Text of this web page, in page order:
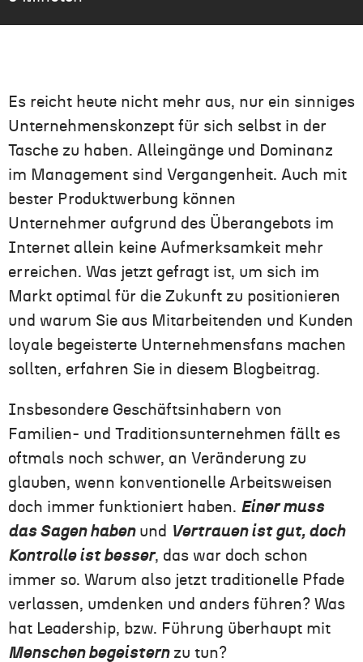
Es reicht heute nicht mehr aus, nur ein sinniges
Unternehmenskonzept für sich selbst in der
Tasche zu haben. Alleingänge und Dominanz
im Management sind Vergangenheit. Auch mit
bester Produktwerbung können
Unternehmer aufgrund des Überangebots im
Internet allein keine Aufmerksamkeit mehr
erreichen. Was jetzt gefragt ist, um sich im
Markt optimal für die Zukunft zu positionieren
und warum Sie aus Mitarbeitenden und Kunden
loyale begeisterte Unternehmensfans machen
sollten, erfahren Sie in diesem Blogbeitrag.
Insbesondere Geschäftsinhabern von
Familien- und Traditionsunternehmen fällt es
oftmals noch schwer, an Veränderung zu
glauben, wenn konventionelle Arbeitsweisen
doch immer funktioniert haben. Einer muss
das Sagen habenund Vertrauen ist gut, doch
Kontrolle ist besser, das war doch schon
immer so. Warum also jetzt traditionelle Pfade
verlassen, umdenken und anders führen? Was
hat Leadership, bzw. Führung überhaupt mit
Menschen begeisternzu tun?